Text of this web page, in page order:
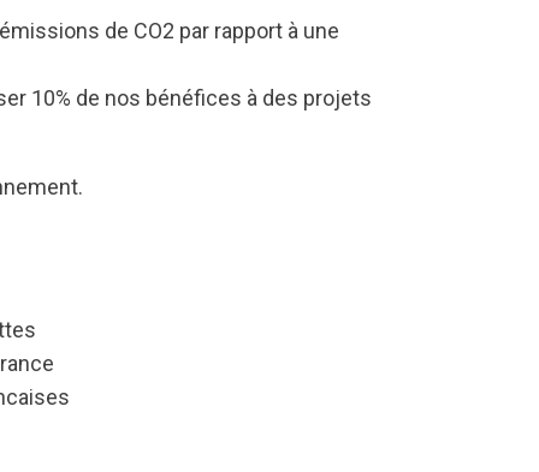
de CO2 par rapport à une
10% de nos bénéfices à des projets